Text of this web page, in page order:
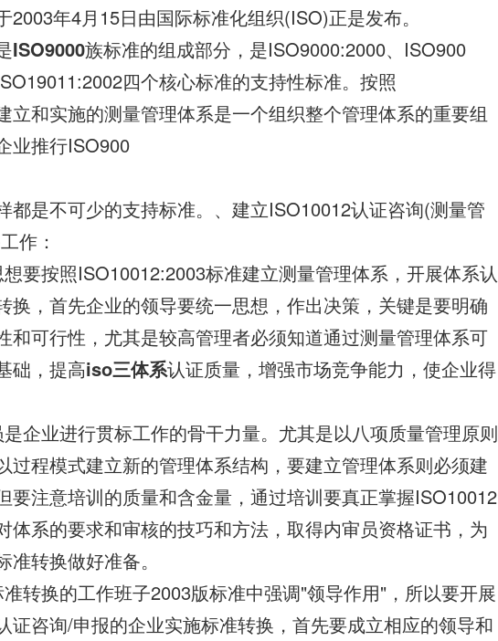
2003年4月15日由国际标准化组织(ISO)正是发布。
ISO9000族标准的组成部分，是ISO9000:2000、ISO900
四个核心标准的支持性标准。按照
立和实施的测量管理体系是一个组织整个管理体系的重要组
业推行ISO900
都是不可少的支持标准。、建立ISO10012认证咨询(测量管
作：
要按照ISO10012:2003标准建立测量管理体系，开展体系认
换，首先企业的领导要统一思想，作出决策，关键是要明确
和可行性，尤其是较高管理者必须知道通过测量管理体系可
础，提高iso三体系认证质量，增强市场竞争能力，使企业得
企业进行贯标工作的骨干力量。尤其是以八项质量管理原则
过程模式建立新的管理体系结构，要建立管理体系则必须建
要注意培训的质量和含金量，通过培训要真正掌握ISO10012
体系的要求和审核的技巧和方法，取得内审员资格证书，为
转换做好准备。
转换的工作班子2003版标准中强调"领导作用"，所以要开展
证咨询/申报的企业实施标准转换，首先要成立相应的领导和